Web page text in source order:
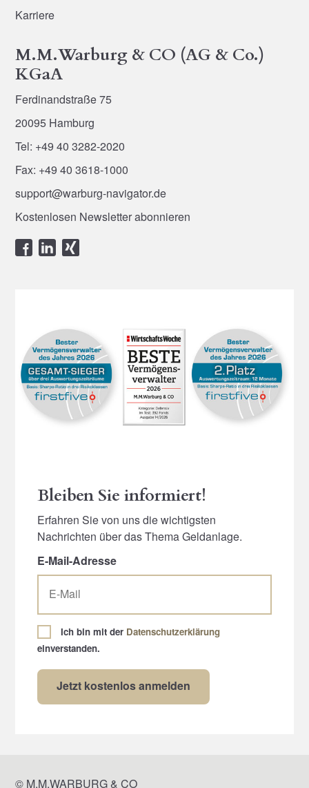
Karriere
M.M.Warburg & CO (AG & Co.)
KGaA
Ferdinandstraße 75
20095 Hamburg
Tel: +49 40 3282-2020
Fax: +49 40 3618-1000
support@warburg-navigator.de
Kostenlosen Newsletter abonnieren
Bleiben Sie informiert!
Erfahren Sie von uns die wichtigsten
Nachrichten über das Thema Geldanlage.
E-Mail-Adresse
Ich bin mit der Datenschutzerklärung
einverstanden.
© M.M.WARBURG & CO